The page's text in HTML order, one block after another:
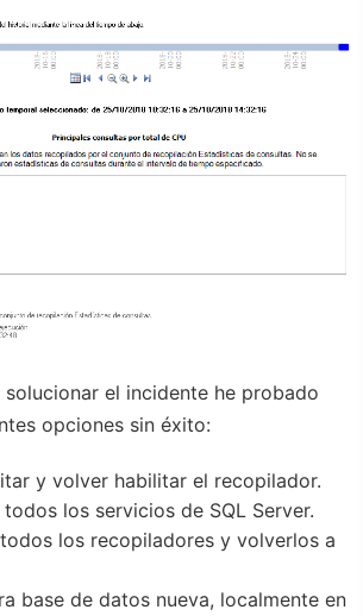
el incidente he probado
opciones sin éxito:
y volver habilitar el recopilador.
todos los servicios de SQL Server.
los recopiladores y volverlos a
base de datos nueva, localmente en